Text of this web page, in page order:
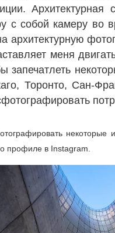
Архитектурная
с собой камеру во
архитектурную
меня
запечатлеть
Торонто, Сан-
некоторые
профиле в Instagram.